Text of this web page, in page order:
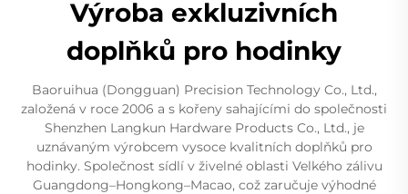
Výroba exkluzivních
doplňků pro hodinky
Baoruihua (Dongguan) Precision Technology Co., Ltd.,
založená v roce 2006 a s kořeny sahajícími do společnosti
Shenzhen Langkun Hardware Products Co., Ltd., je
uznávaným výrobcem vysoce kvalitních doplňků pro
hodinky. Společnost sídlí v živelné oblasti Velkého zálivu
Guangdong–Hongkong–Macao, což zaručuje výhodné